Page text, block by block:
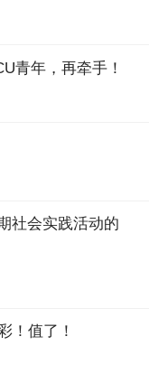
青年，再牵手！
社会实践活动的
！值了！